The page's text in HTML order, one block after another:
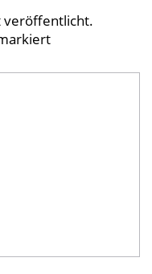
veröffentlicht.